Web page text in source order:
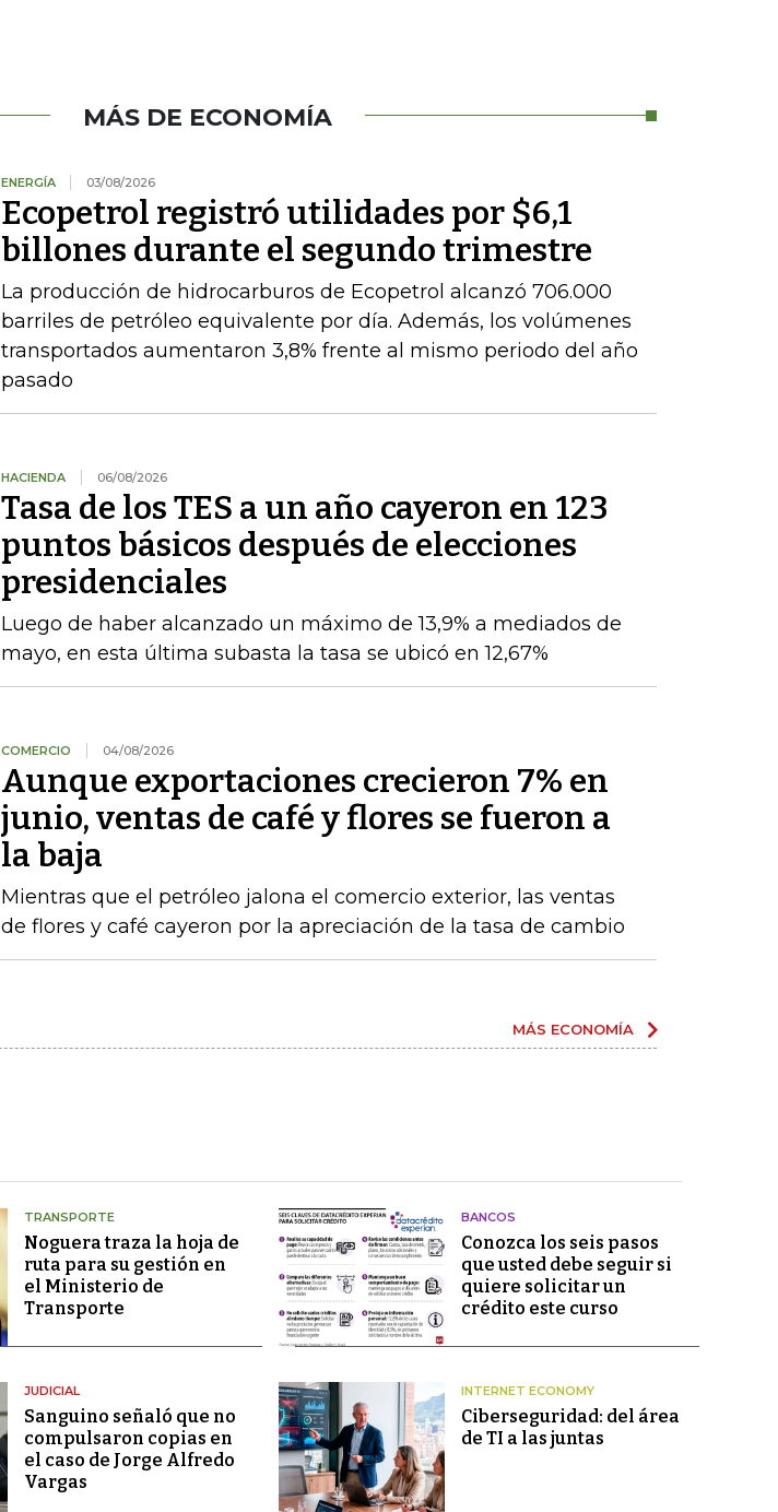
MÁS DE ECONOMÍA
ENERGÍA 03/08/2026
Ecopetrol registró utilidades por $6,1
billones durante el segundo trimestre
La producción de hidrocarburos de Ecopetrol alcanzó 706.000
barriles de petróleo equivalente por día. Además, los volúmenes
transportados aumentaron 3,8% frente al mismo periodo del año
pasado
HACIENDA 06/08/2026
Tasa de los TES a un año cayeron en 123
puntos básicos después de elecciones
presidenciales
Luego de haber alcanzado un máximo de 13,9% a mediados de
mayo, en esta última subasta la tasa se ubicó en 12,67%
COMERCIO 04/08/2026
Aunque exportaciones crecieron 7% en
junio, ventas de café y flores se fueron a
la baja
Mientras que el petróleo jalona el comercio exterior, las ventas
de flores y café cayeron por la apreciación de la tasa de cambio
MÁS ECONOMÍA
TRANSPORTE
Noguera traza la hoja de
ruta para su gestión en
el Ministerio de
Transporte
BANCOS
Conozca los seis pasos
que usted debe seguir si
quiere solicitar un
crédito este curso
JUDICIAL
Sanguino señaló que no
compulsaron copias en
el caso de Jorge Alfredo
Vargas
INTERNET ECONOMY
Ciberseguridad: del área
de TI a las juntas